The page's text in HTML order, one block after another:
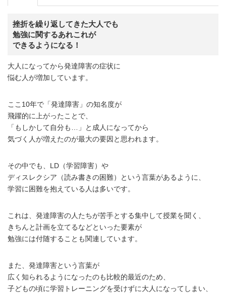
挫折を繰り返してきた大人でも
勉強に関するあれこれが
できるようになる！
大人になってから発達障害の症状に
悩む人が増加しています。
ここ10年で「発達障害」の知名度が
飛躍的に上がったことで、
「もしかして自分も…」と成人になってから
気づく人が増えたのが最大の要因と思われます。
その中でも、LD（学習障害）や
ディスレクシア（読み書きの困難）という言葉があるように、
学習に困難を抱えている人は多いです。
これは、発達障害の人たちが苦手とする集中して授業を聞く、
きちんと計画を立てるなどといった要素が
勉強には付随することも関連しています。
また、発達障害という言葉が
広く知られるようになったのも比較的最近のため、
子どもの頃に学習トレーニングを受けずに大人になってしまい、